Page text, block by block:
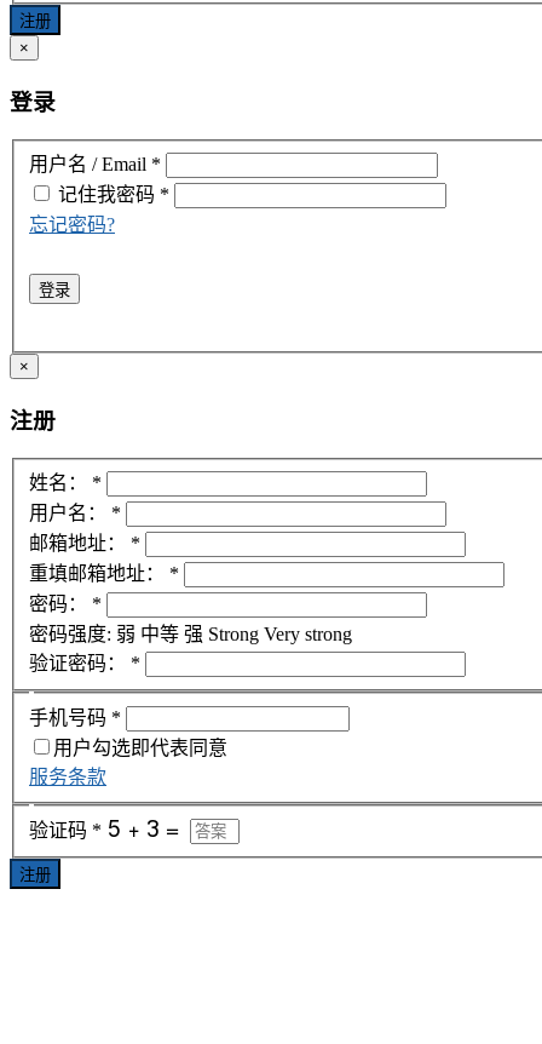
注册
×
登录
用户名 / Email *
密码 *
记住我
忘记密码?
登录
×
注册
姓名：
*
用户名：
*
邮箱地址：
*
重填邮箱地址：
*
密码：
*
密码强度: 弱 中等 强 Strong Very strong
验证密码：
*
手机号码 *
用户勾选即代表同意
服务条款
验证码 *
注册